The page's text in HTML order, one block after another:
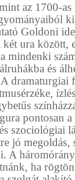
az 1700-
Goldoni
két ura között,
mindenki
és
dramaturgiai
pontosan
szociológiai
jó megoldás,
A
ha